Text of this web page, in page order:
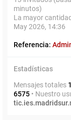
minutos)
La mayor
May 2026, 14:36
Referencia:
Estadísticas
Mensajes totales
6575 • Nuestro